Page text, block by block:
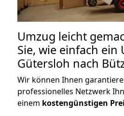
Umzug leicht
Sie, wie einfach ein
Gütersloh nach
Wir können Ihnen
professionelles Netzwerk
einem kostengünstigen